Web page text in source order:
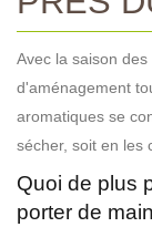
Avec la saison
d'aménagement
aromatiques se
sécher, soit en les
Quoi de plus
porter de